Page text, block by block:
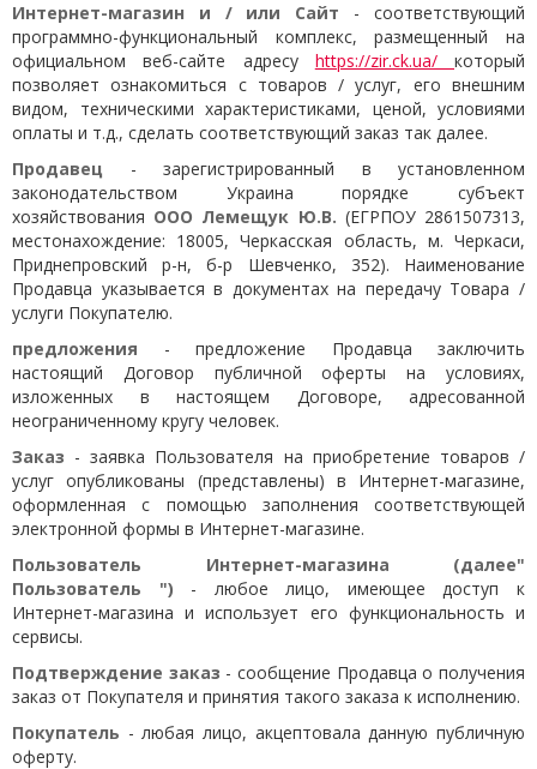
Интернет-магазин и / или Сайт - соответствующий
программно-функциональный комплекс, размещенный на
официальном веб-сайте адресу https://zir.ck.ua/ который
позволяет ознакомиться с товаров / услуг, его внешним
видом, техническими характеристиками, ценой, условиями
оплаты и т.д., сделать соответствующий заказ так далее.
Продавец - зарегистрированный в установленном
законодательством Украина порядке субъект
хозяйствования ООО Лемещук Ю.В. (ЕГРПОУ 2861507313,
местонахождение: 18005, Черкасская область, м. Черкаси,
Приднепровский р-н, б-р Шевченко, 352). Наименование
Продавца указывается в документах на передачу Товара /
услуги Покупателю.
предложения - предложение Продавца заключить
настоящий Договор публичной оферты на условиях,
изложенных в настоящем Договоре, адресованной
неограниченному кругу человек.
Заказ - заявка Пользователя на приобретение товаров /
услуг опубликованы (представлены) в Интернет-магазине,
оформленная с помощью заполнения соответствующей
электронной формы в Интернет-магазине.
Пользователь Интернет-магазина (далее"
Пользователь ") - любое лицо, имеющее доступ к
Интернет-магазина и использует его функциональность и
сервисы.
Подтверждение заказ - сообщение Продавца о получения
заказ от Покупателя и принятия такого заказа к исполнению.
Покупатель - любая лицо, акцептовала данную публичную
оферту.